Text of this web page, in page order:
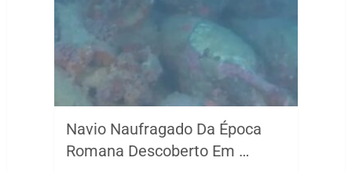
Navio Naufragado Da Época
Romana Descoberto Em …